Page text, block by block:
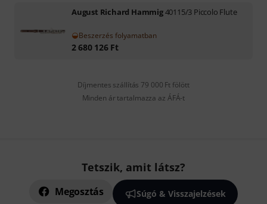
August Richard Hammig40115/3 Piccolo Flute
Beszerzés folyamatban
2 680 126 Ft
Díjmentes szállítás 79 000 Ft fölött
Minden ár tartalmazza az ÁFÁ-t
Tetszik, amit látsz?
Megosztás Súgó & Visszajelzések